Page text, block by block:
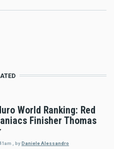
World Ranking: Red
Finisher Thomas
, by Daniele Alessandro